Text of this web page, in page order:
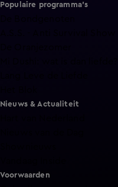
Populaire programma's
Nieuws & Actualiteit
Voorwaarden